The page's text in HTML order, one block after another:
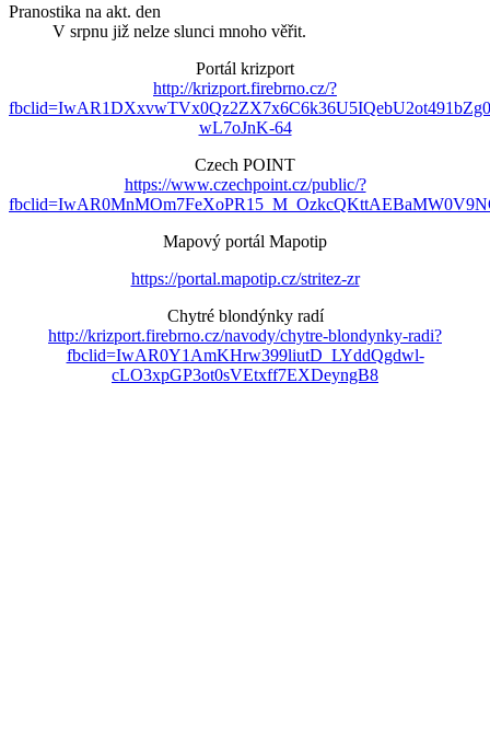
Pranostika na akt. den
V srpnu již nelze slunci mnoho věřit.
Portál krizport
http://krizport.firebrno.cz/?
wL7oJnK-64
Czech POINT
https://www.czechpoint.cz/public/?
Mapový portál Mapotip
https://portal.mapotip.cz/stritez-zr
Chytré blondýnky radí
http://krizport.firebrno.cz/navody/chytre-blondynky-radi?
fbclid=IwAR0Y1AmKHrw399liutD_LYddQgdwl-
cLO3xpGP3ot0sVEtxff7EXDeyngB8